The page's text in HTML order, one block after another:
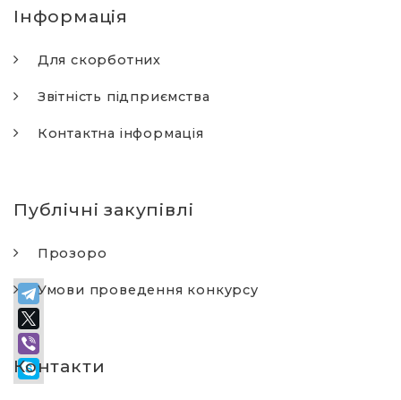
Інформація
Для скорботних
Звітність підприємства
Контактна інформація
Публічні закупівлі
Прозоро
Умови проведення конкурсу
Контакти